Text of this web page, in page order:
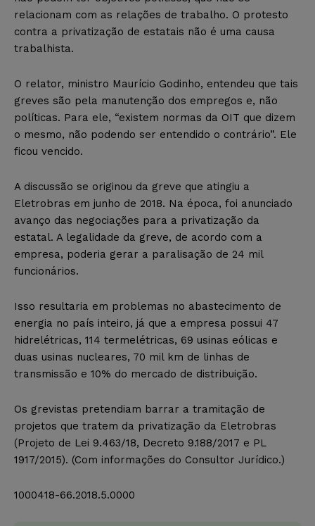
relacionam com as relações de trabalho. O protesto
contra a privatização de estatais não é uma causa
trabalhista.
O relator, ministro Maurício Godinho, entendeu que tais
greves são pela manutenção dos empregos e, não
políticas. Para ele, “existem normas da OIT que dizem
o mesmo, não podendo ser entendido o contrário”. Ele
ficou vencido.
A discussão se originou da greve que atingiu a
Eletrobras em junho de 2018. Na época, foi anunciado
avanço das negociações para a privatização da
estatal. A legalidade da greve, de acordo com a
empresa, poderia gerar a paralisação de 24 mil
funcionários.
Isso resultaria em problemas no abastecimento de
energia no país inteiro, já que a empresa possui 47
hidrelétricas, 114 termelétricas, 69 usinas eólicas e
duas usinas nucleares, 70 mil km de linhas de
transmissão e 10% do mercado de distribuição.
Os grevistas pretendiam barrar a tramitação de
projetos que tratem da privatização da Eletrobras
(Projeto de Lei 9.463/18, Decreto 9.188/2017 e PL
1917/2015). (Com informações do Consultor Jurídico.)
1000418-66.2018.5.0000